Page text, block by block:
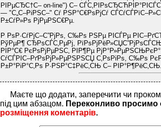
РІРµСЂС†С– on-line") С–
— "С„С–РіРЅС–" Сѓ РЅР°С€РѕРјСѓ
Р±СѓР»Рѕ РјРµРЅС€Рµ.
Р РѕР·СѓРјС–С”РјРѕ, С‰Рѕ РЅРµ РІСЃРµ
РўРµР¶ СЂРѕСЃС‚РµРј,
РІР°С€ РєРѕРјРµРЅС‚ РІР¶Рµ
СѓСЃРІС–РґРѕРјР»РµРЅРЅСЏ С‚РѕРіРѕ, С‰Рѕ
Р±Р°РіР°С‚Рѕ Р·РЅР°С‡РёС‚СЊ С– РІР°Р¶РёС‚СЊ.
Маєте що додати, заперечити чи
під цим абзацом. Переконливо просимо
розміщення коментарів.